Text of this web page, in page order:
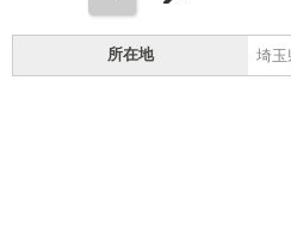
所在地 埼玉